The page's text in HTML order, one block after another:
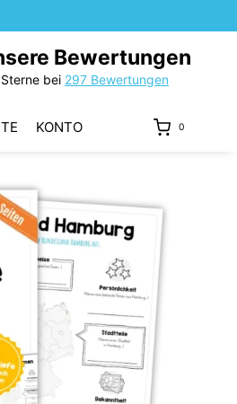
Bewertungen
bei 297 Bewertungen
KONTO 0